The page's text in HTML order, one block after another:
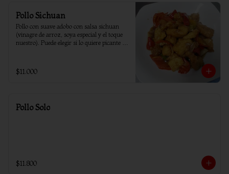
Pollo Sichuan
Pollo con suave adobo con salsa sichuan
(vinagre de arroz, soya especial y el toque
nuestro). Puede elegir si lo quiere picante o
$11.000
Pollo Solo
$11.800